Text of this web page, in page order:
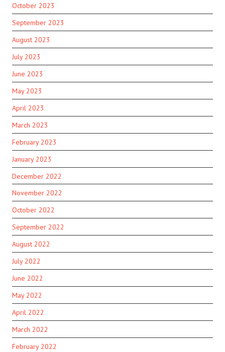
October 2023
September 2023
August 2023
July 2023
June 2023
May 2023
April 2023
March 2023
February 2023
January 2023
December 2022
November 2022
October 2022
September 2022
August 2022
July 2022
June 2022
May 2022
April 2022
March 2022
February 2022